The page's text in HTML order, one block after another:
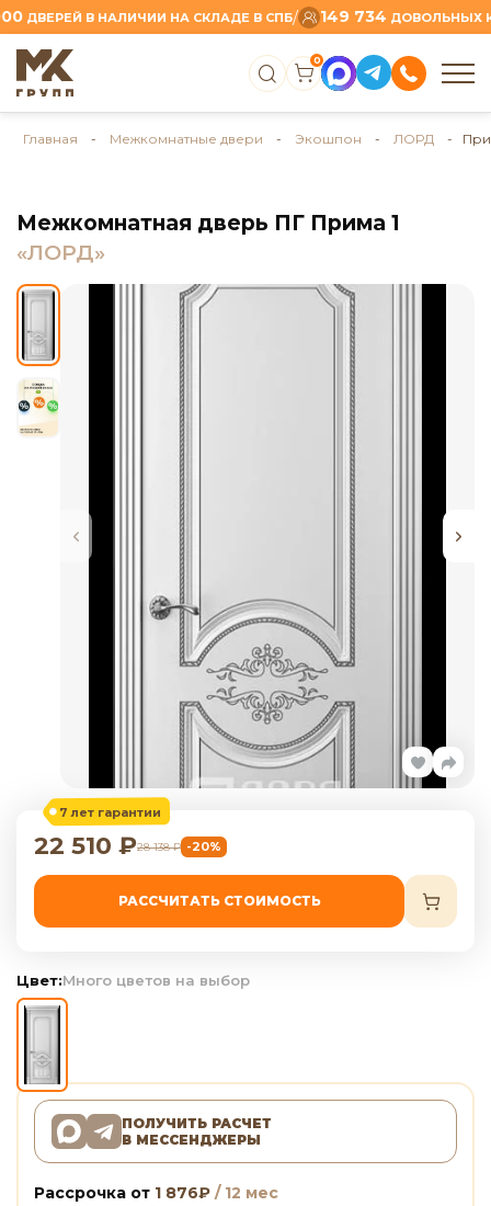
В НАЛИЧИИ НА СКЛАДЕ В СПБ / 149 734ДОВОЛЬНЫХ
0
Главная - Межкомнатные двери - Экошпон - ЛОРД -
Межкомнатная дверь ПГ Прима 1
«ЛОРД»
7 лет гарантии
22 510 ₽28 138₽ -20%
РАССЧИТАТЬ СТОИМОСТЬ
Цвет:Много цветов на выбор
ПОЛУЧИТЬ РАСЧЕТ
В МЕССЕНДЖЕРЫ
Рассрочка от 1 876₽ / 12 мес